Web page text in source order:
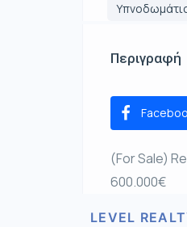
Περιγραφή
(For Sale)
600.000€
LEVEL